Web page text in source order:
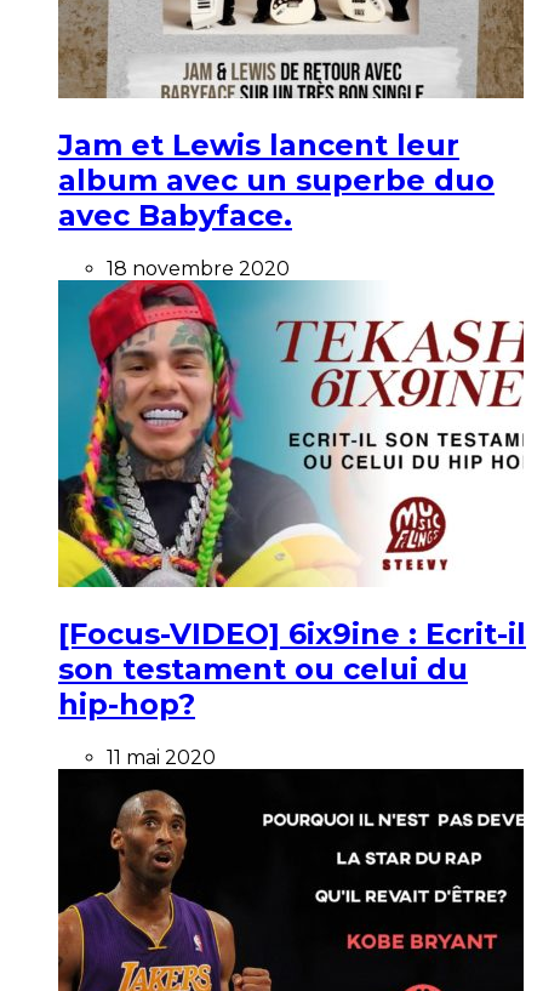
Jam et Lewis lancent leur
album avec un superbe duo
avec Babyface.
18 novembre 2020
[Focus-VIDEO] 6ix9ine : Ecrit-il
son testament ou celui du
hip-hop?
11 mai 2020